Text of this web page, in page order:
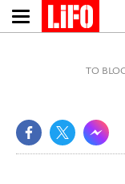
Παράκαμψη
προς
TO